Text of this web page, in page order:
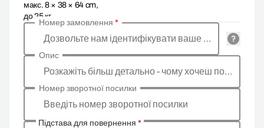
макс. 8 × 38 × 64 cm,
до 25 кг
Дозвольте нам ідентифікувати ваше замовлення
Номер замовлення *
Розкажіть більш детально - чому хочеш повернути товар, яка причина?
Опис
Введіть номер зворотної посилки
Номер зворотної посилки
Підстава для повернення *